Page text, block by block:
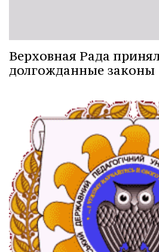
Верховная Рада
долгожданные законы